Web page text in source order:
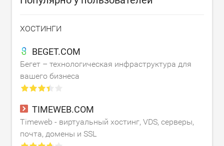
ХОСТИНГИ
BEGET.COM
Бегет – технологическая инфраструктура для
вашего бизнеса
TIMEWEB.COM
Timeweb - виртуальный хостинг, VDS, серверы,
почта, домены и SSL